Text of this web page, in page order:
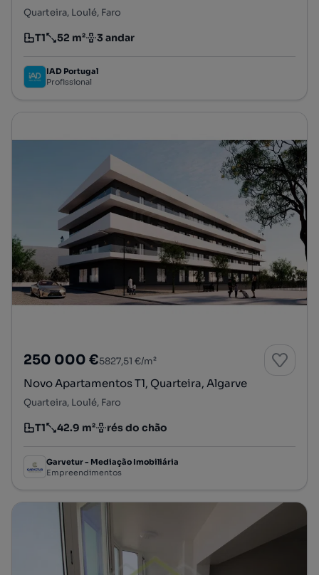
Quarteira, Loulé, Faro
Tipologia
T1
Preço por metro quadrado
52 m²
Andar 3 andar
IAD Portugal
Profissional
250 000 €5827,51 €/m²
Novo Apartamentos T1, Quarteira, Algarve
Quarteira, Loulé, Faro
Tipologia
T1
Preço por metro quadrado
42.9 m²
Andar rés do chão
Garvetur - Mediação Imobiliária
Empreendimentos